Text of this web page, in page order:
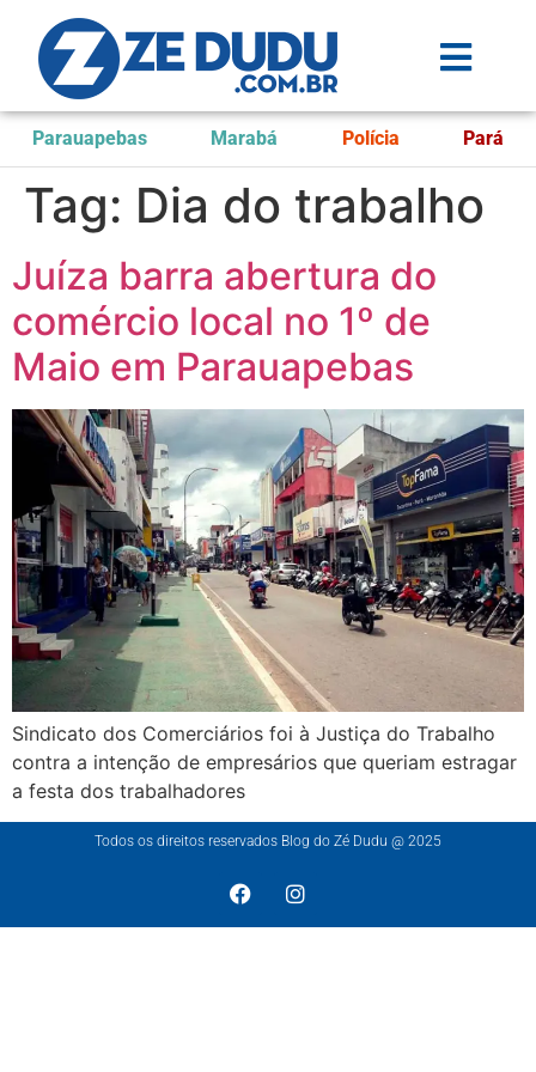
Parauapebas Marabá Polícia Pará
Tag: Dia do trabalho
Juíza barra abertura do
comércio local no 1º de
Maio em Parauapebas
Sindicato dos Comerciários foi à Justiça do Trabalho
contra a intenção de empresários que queriam estragar
a festa dos trabalhadores
Todos os direitos reservados Blog do Zé Dudu @ 2025